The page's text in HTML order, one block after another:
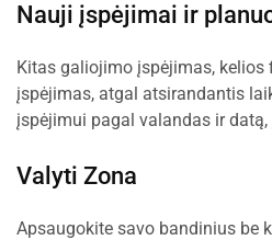
Nauji įspėjimai ir
Kitas galiojimo įspėjimas,
įspėjimas, atgal atsirandantis
įspėjimui pagal valandas ir
Valyti Zona
Apsaugokite savo bandinius be